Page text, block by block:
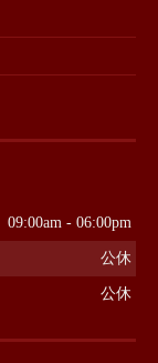
09:00am - 06:00pm
公休
公休